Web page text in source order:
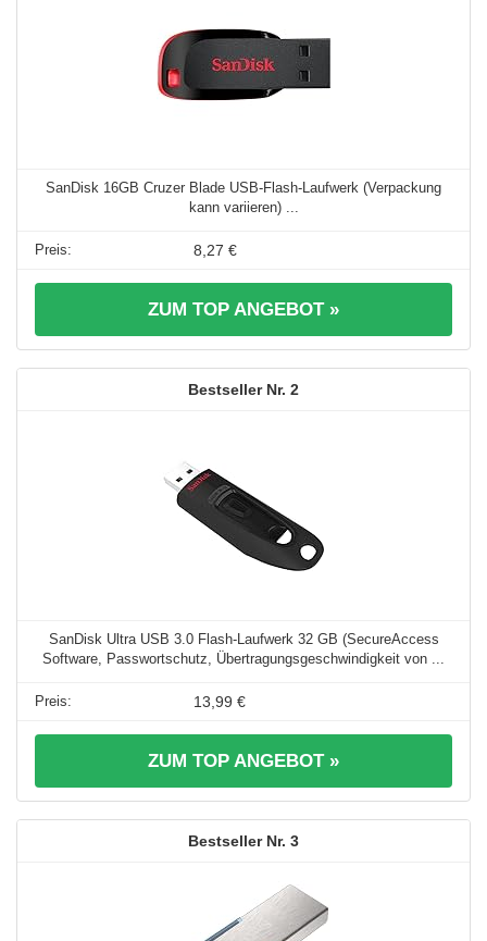
SanDisk 16GB Cruzer Blade USB-Flash-Laufwerk (Verpackung
kann variieren) ...
8,27 €
ZUM TOP ANGEBOT »
2
SanDisk Ultra USB 3.0 Flash-Laufwerk 32 GB (SecureAccess
Software, Passwortschutz, Übertragungsgeschwindigkeit von ...
13,99 €
ZUM TOP ANGEBOT »
3